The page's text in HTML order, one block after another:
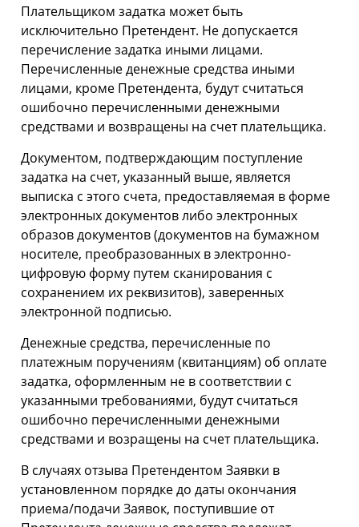
Плательщиком задатка может быть
исключительно Претендент. Не допускается
перечисление задатка иными лицами.
Перечисленные денежные средства иными
лицами, кроме Претендента, будут считаться
ошибочно перечисленными денежными
средствами и возвращены на счет плательщика.
Документом, подтверждающим поступление
задатка на счет, указанный выше, является
выписка с этого счета, предоставляемая в форме
электронных документов либо электронных
образов документов (документов на бумажном
носителе, преобразованных в электронно-
цифровую форму путем сканирования с
сохранением их реквизитов), заверенных
электронной подписью.
Денежные средства, перечисленные по
платежным поручениям (квитанциям) об оплате
задатка, оформленным не в соответствии с
указанными требованиями, будут считаться
ошибочно перечисленными денежными
средствами и возращены на счет плательщика.
В случаях отзыва Претендентом Заявки в
установленном порядке до даты окончания
приема/подачи Заявок, поступившие от